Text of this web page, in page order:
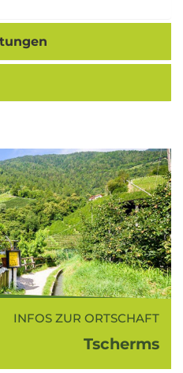
INFOS ZUR ORTSCHAFT
Tscherms